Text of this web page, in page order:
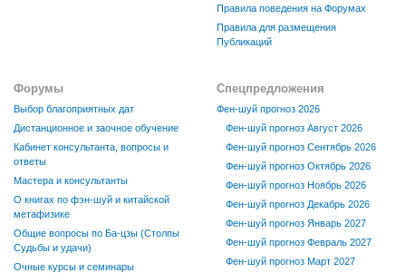
Правила поведения на Форумах
Правила для размещения
Публикаций
Форумы
Выбор благоприятных дат
Дистанционное и заочное обучение
Кабинет консультанта, вопросы и
ответы
Мастера и консультанты
О книгах по фэн-шуй и китайской
метафизике
Общие вопросы по Ба-цзы (Столпы
Судьбы и удачи)
Очные курсы и семинары
Спецпредложения
Фен-шуй прогноз 2026
Фен-шуй прогноз Август 2026
Фен-шуй прогноз Сентябрь 2026
Фен-шуй прогноз Октябрь 2026
Фен-шуй прогноз Ноябрь 2026
Фен-шуй прогноз Декабрь 2026
Фен-шуй прогноз Январь 2027
Фен-шуй прогноз Февраль 2027
Фен-шуй прогноз Март 2027